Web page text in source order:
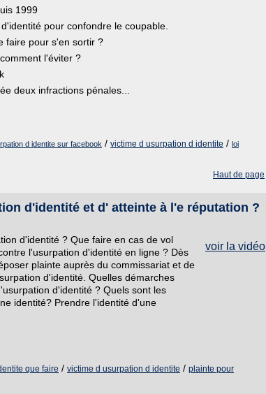
1999
pour confondre le coupable.
faire pour s'en sortir ?
l'éviter ?
deux infractions pénales...
d identite sur facebook / victime d usurpation d identite / loi
Haut de page
d'identité et d' atteinte à l'e réputation ?
voir la vidéo
d'identité ? Que faire en cas de vol
l'usurpation d'identité en ligne ? Dès
plainte auprès du commissariat et de
d'identité. Quelles démarches
d'identité ? Quels sont les
identité? Prendre l'identité d'une
que faire / victime d usurpation d identite / plainte pour